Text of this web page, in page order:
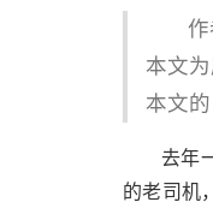
作
本文
本文
去年
的老司机